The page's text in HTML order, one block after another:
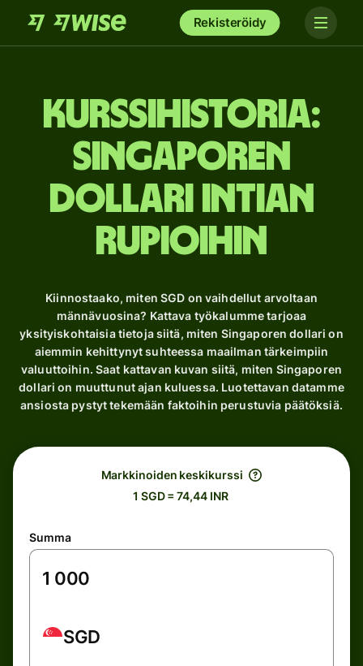
Rekisteröidy
Kurssihistoria:
Singaporen
dollari Intian
rupioihin
Kiinnostaako, miten SGD on vaihdellut arvoltaan
männävuosina? Kattava työkalumme tarjoaa
yksityiskohtaisia ​​tietoja siitä, miten Singaporen dollari on
aiemmin kehittynyt suhteessa maailman tärkeimpiin
valuuttoihin. Saat kattavan kuvan siitä, miten Singaporen
dollari on muuttunut ajan kuluessa. Luotettavan datamme
ansiosta pystyt tekemään faktoihin perustuvia päätöksiä.
Markkinoiden keskikurssi
1 SGD = 74,44 INR
Summa
SGD